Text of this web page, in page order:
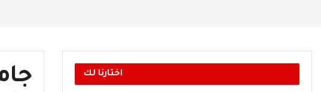
اختارنا لك